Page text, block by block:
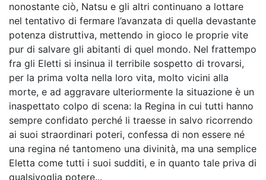
nonostante ciò, Natsu e gli altri continuano a lottare
nel tentativo di fermare l’avanzata di quella devastante
potenza distruttiva, mettendo in gioco le proprie vite
pur di salvare gli abitanti di quel mondo. Nel frattempo
fra gli Eletti si insinua il terribile sospetto di trovarsi,
per la prima volta nella loro vita, molto vicini alla
morte, e ad aggravare ulteriormente la situazione è un
inaspettato colpo di scena: la Regina in cui tutti hanno
sempre confidato perché li traesse in salvo ricorrendo
ai suoi straordinari poteri, confessa di non essere né
una regina né tantomeno una divinità, ma una semplice
Eletta come tutti i suoi sudditi, e in quanto tale priva di
qualsivoglia potere...